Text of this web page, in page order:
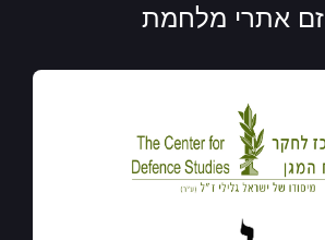
אתרי מלחמת